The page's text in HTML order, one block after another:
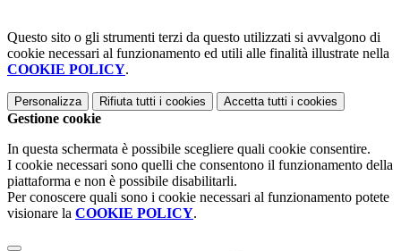
Questo sito o gli strumenti terzi da questo utilizzati si avvalgono di
cookie necessari al funzionamento ed utili alle finalità illustrate nella
COOKIE POLICY.
Personalizza Rifiuta tutti i cookies Accetta tutti i cookies
Gestione cookie
In questa schermata è possibile scegliere quali cookie consentire.
I cookie necessari sono quelli che consentono il funzionamento della
piattaforma e non è possibile disabilitarli.
Per conoscere quali sono i cookie necessari al funzionamento potete
visionare la COOKIE POLICY.